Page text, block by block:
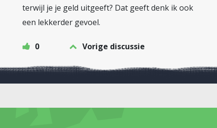
terwijl je je geld uitgeeft? Dat geeft denk ik ook
een lekkerder gevoel.
0 Vorige discussie